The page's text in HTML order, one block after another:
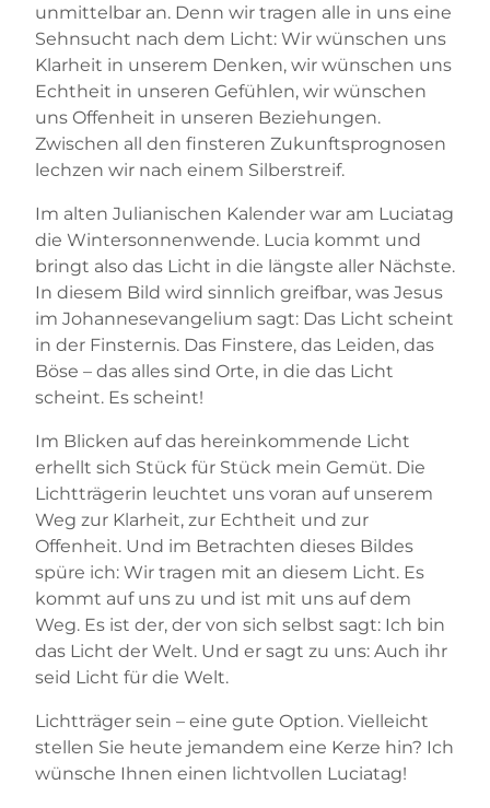
unmittelbar an. Denn wir tragen alle in uns eine
Sehnsucht nach dem Licht: Wir wünschen uns
Klarheit in unserem Denken, wir wünschen uns
Echtheit in unseren Gefühlen, wir wünschen
uns Offenheit in unseren Beziehungen.
Zwischen all den finsteren Zukunftsprognosen
lechzen wir nach einem Silberstreif.
Im alten Julianischen Kalender war am Luciatag
die Wintersonnenwende. Lucia kommt und
bringt also das Licht in die längste aller Nächste.
In diesem Bild wird sinnlich greifbar, was Jesus
im Johannesevangelium sagt: Das Licht scheint
in der Finsternis. Das Finstere, das Leiden, das
Böse – das alles sind Orte, in die das Licht
scheint. Es scheint!
Im Blicken auf das hereinkommende Licht
erhellt sich Stück für Stück mein Gemüt. Die
Lichtträgerin leuchtet uns voran auf unserem
Weg zur Klarheit, zur Echtheit und zur
Offenheit. Und im Betrachten dieses Bildes
spüre ich: Wir tragen mit an diesem Licht. Es
kommt auf uns zu und ist mit uns auf dem
Weg. Es ist der, der von sich selbst sagt: Ich bin
das Licht der Welt. Und er sagt zu uns: Auch ihr
seid Licht für die Welt.
Lichtträger sein – eine gute Option. Vielleicht
stellen Sie heute jemandem eine Kerze hin? Ich
wünsche Ihnen einen lichtvollen Luciatag!